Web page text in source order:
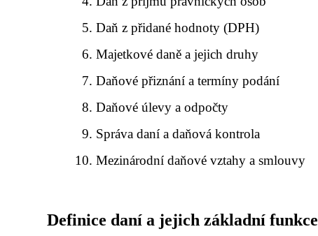
Daň z přidané hodnoty (DPH)
Majetkové daně a jejich druhy
Daňové přiznání a termíny podání
Daňové úlevy a odpočty
Správa daní a daňová kontrola
Mezinárodní daňové vztahy a smlouvy
Definice daní a jejich základní funkce